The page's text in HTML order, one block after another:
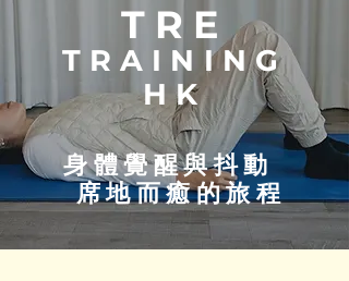
TRE
TRAINING
HK
身體覺醒與抖動
席地而癒的旅程